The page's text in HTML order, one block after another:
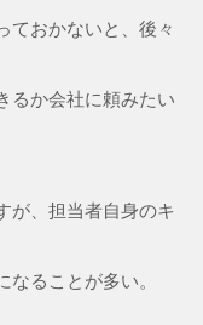
ておかないと、後々
るか会社に頼みたい
が、担当者自身のキ
ることが多い。